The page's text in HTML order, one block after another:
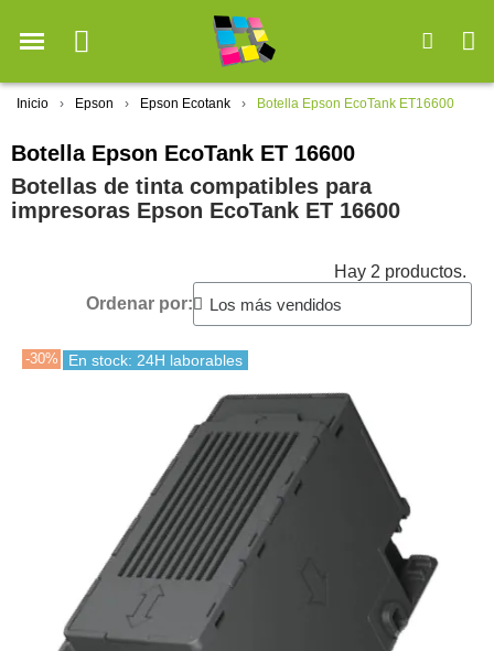
Inicio Epson Epson Ecotank Botella Epson EcoTank ET16600
Botella Epson EcoTank ET 16600
Botellas de tinta compatibles para
impresoras Epson EcoTank ET 16600
Hay 2 productos.
Ordenar por:
-30% En stock: 24H laborables